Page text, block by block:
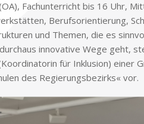
Fach­un­ter­richt bis 16 Uhr,
Be­rufs­ori­en­tie­rung,
und The­men, die es
in­no­va­ti­ve Wege geht,
für In­klu­si­on) ei­ner
des Re­gie­rungs­be­zirks« vor.